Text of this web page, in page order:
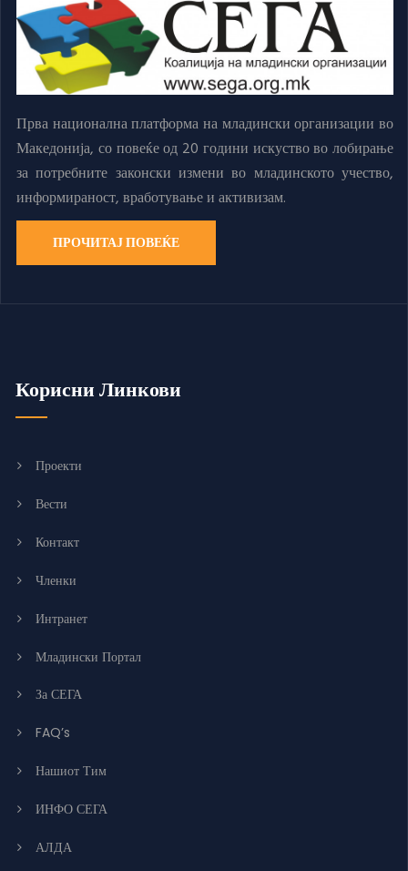
Прва национална платформа на младински организации во
Македонија, со повеќе од 20 години искуство во лобирање
за потребните законски измени во младинското учество,
информираност, вработување и активизам.
ПРОЧИТАЈ ПОВЕЌЕ
Корисни Линкови
Проекти
Вести
Контакт
Членки
Интранет
Младински Портал
За СЕГА
FAQ’s
Нашиот Тим
ИНФО СЕГА
АЛДА